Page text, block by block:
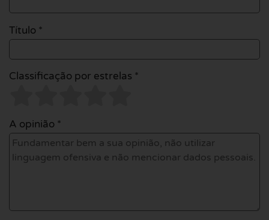
Título *
Classificação por estrelas *
A opinião *